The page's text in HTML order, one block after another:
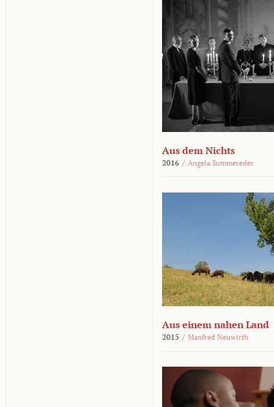
Aus dem Nichts
2016 / Angela Summereder
Aus einem nahen Land
2015 / Manfred Neuwirth